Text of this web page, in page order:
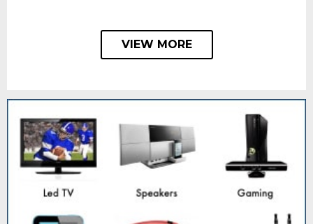
VIEW MORE